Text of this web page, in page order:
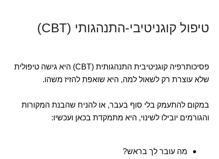
טיפול קוגניטיבי-התנהגותי (CBT)
פסיכותרפיה קוגניטיבית התנהגותית (CBT) היא גישה טיפולית
שלא עוצרת רק לשאול למה, היא שואפת להזיז משהו.
במקום להתעמק בלי סוף בעבר, או להניח שהבנת המקורות
והגורמים יובילו לשינוי, היא מתמקדת בכאן ועכשיו:
מה עובר לך בראש?